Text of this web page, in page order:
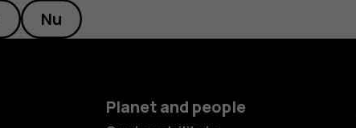
Nu
Planet and people